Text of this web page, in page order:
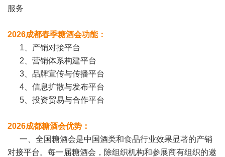
服务
2026成都春季糖酒会功能：
1、产销对接平台
2、营销体系构建平台
3、品牌宣传与传播平台
4、信息扩散与发布平台
5、投资贸易与合作平台
2026成都糖酒会优势：
一、全国糖酒会是中国酒类和食品行业效果显著的产销
对接平台。每一届糖酒会，除组织机构和参展商有组织的邀